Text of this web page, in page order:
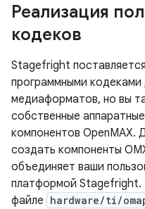
Реализация
кодеков
Stagefright
программными кодеками
медиаформатов, но вы
собственные
компонентов OpenMAX.
создать компоненты
объединяет ваши
платформой Stagefright.
файле hardware/ti/